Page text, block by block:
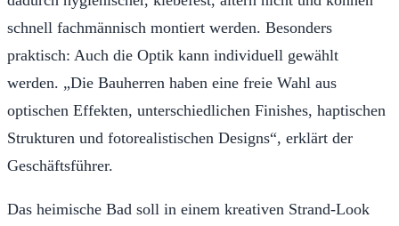
schnell fachmännisch montiert werden. Besonders
praktisch: Auch die Optik kann individuell gewählt
werden. „Die Bauherren haben eine freie Wahl aus
optischen Effekten, unterschiedlichen Finishes, haptischen
Strukturen und fotorealistischen Designs“, erklärt der
Geschäftsführer.
Das heimische Bad soll in einem kreativen Strand-Look